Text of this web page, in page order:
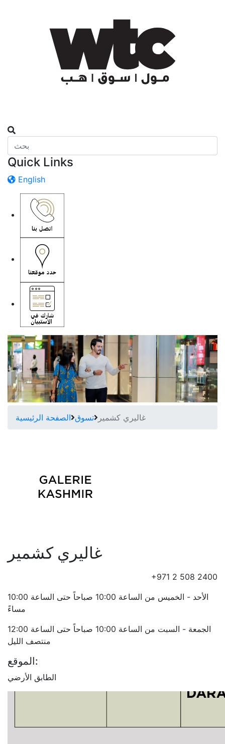
Quick Links
English
الصفحة الرئيسية تسوق غاليري كشمير
غاليري كشمير
+971 2 508 2400
الأحد - الخميس من الساعة 10:00 صباحاً حتى الساعة 10:00
مساءً
الجمعة - السبت من الساعة 10:00 صباحاً حتى الساعة 12:00
منتصف الليل
الموقع:
الطابق الأرضي